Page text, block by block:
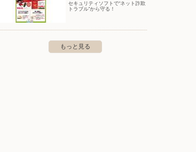
セキュリティソフトで“ネット詐欺
トラブル”から守る！
もっと見る